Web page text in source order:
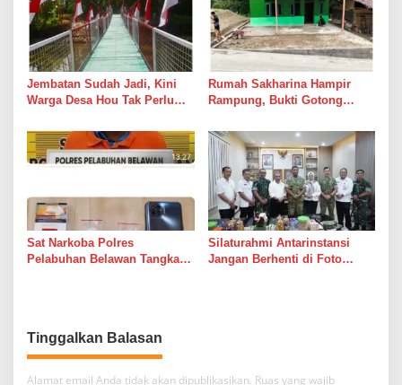
Jembatan Sudah Jadi, Kini
Warga Desa Hou Tak Perlu
Sungai
Rumah Sakharina Hampir
Rampung, Bukti Gotong
dari Janji Banyak Orang
Sat Narkoba Polres
Pelabuhan Belawan Tangkap
Silaturahmi Antarinstansi
Jangan Berhenti di Foto
Tinggalkan Balasan
Alamat email Anda tidak akan dipublikasikan. Ruas yang wajib